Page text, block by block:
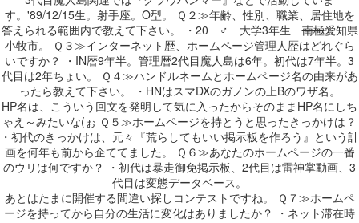
す。'89/12/15生。射手座。O型。 Ｑ２≫年齢、性別、職業、居住地を
答えられる範囲内で教えて下さい。 ・20 ♂ 大学3年生南極愛知県
小牧市。 Ｑ３≫インターネット歴、ホームページ管理人歴はどれぐら
いですか？ ・IN暦9年半。管理暦2代目魔人島は6年。初代は7年半。3
代目は2年ちょい。 Ｑ４≫ハンドルネームとホームページ名の由来があ
ったら教えて下さい。 ・HNはスマDXのガノンの上Bのワザ名。
HP名は、こういう回文を発明して気に入ったからそのままHP名にしち
ゃえ～みたいな(ぉ Ｑ５≫ホームページを持とうと思ったきっかけは？
・初代のきっかけは、元々『荒らしてもいい掲示板を作ろう』という計
画を何年も前から企ててました。 Ｑ６≫あなたのホームページの一番
のウリは何ですか？ ・初代は暴走御免掲示板、2代目は雷神掌動画、3
代目は変態データベース。
あとはたまに開催する間違い探しコンテストですね。 Ｑ７≫ホームペ
ージを持ってから自分の生活に変化はありましたか？ ・ネット滞在時